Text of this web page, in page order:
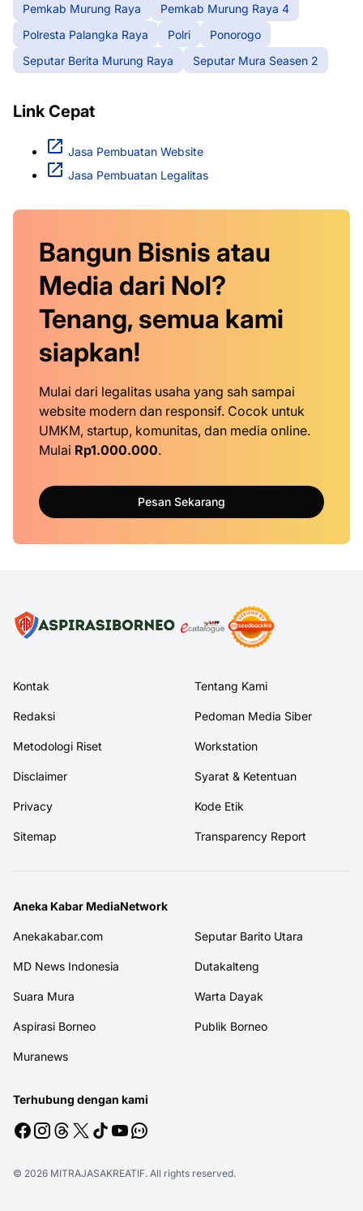
Pemkab Murung Raya
Pemkab Murung Raya 4
Polresta Palangka Raya
Polri
Ponorogo
Seputar Berita Murung Raya
Seputar Mura Seasen 2
Link Cepat
Jasa Pembuatan Website
Jasa Pembuatan Legalitas
Bangun Bisnis atau
Media dari Nol?
Tenang, semua kami
siapkan!
Mulai dari legalitas usaha yang sah sampai
website modern dan responsif. Cocok untuk
UMKM, startup, komunitas, dan media online.
Mulai Rp1.000.000.
Pesan Sekarang
Kontak Tentang Kami
Redaksi Pedoman Media Siber
Metodologi Riset Workstation
Disclaimer Syarat & Ketentuan
Privacy Kode Etik
Sitemap Transparency Report
Aneka Kabar MediaNetwork
Anekakabar.com Seputar Barito Utara
MD News Indonesia Dutakalteng
Suara Mura Warta Dayak
Aspirasi Borneo Publik Borneo
Muranews
Terhubung dengan kami
© 2026 MITRAJASAKREATIF. All rights reserved.